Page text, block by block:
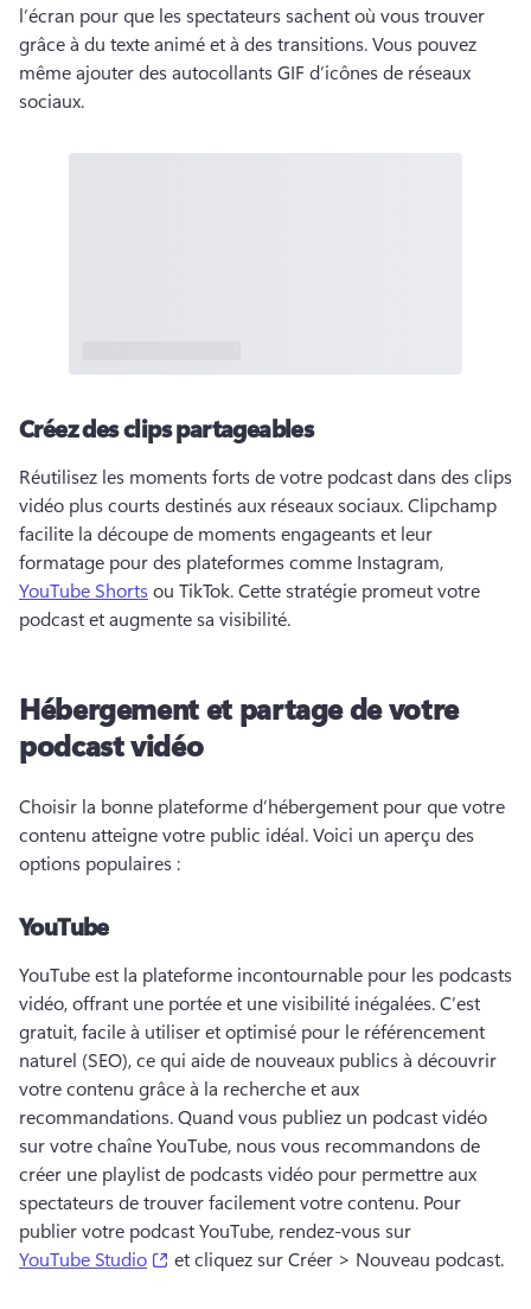
l’écran pour que les spectateurs sachent où vous trouver
grâce à du texte animé et à des transitions. Vous pouvez
même ajouter des autocollants GIF d’icônes de réseaux
sociaux.
Créez des clips partageables
Réutilisez les moments forts de votre podcast dans des clips
vidéo plus courts destinés aux réseaux sociaux. Clipchamp
facilite la découpe de moments engageants et leur
formatage pour des plateformes comme Instagram,
YouTube Shorts ou TikTok. Cette stratégie promeut votre
podcast et augmente sa visibilité.
Hébergement et partage de votre
podcast vidéo
Choisir la bonne plateforme d’hébergement pour que votre
contenu atteigne votre public idéal. Voici un aperçu des
options populaires :
YouTube
YouTube est la plateforme incontournable pour les podcasts
vidéo, offrant une portée et une visibilité inégalées. C’est
gratuit, facile à utiliser et optimisé pour le référencement
naturel (SEO), ce qui aide de nouveaux publics à découvrir
votre contenu grâce à la recherche et aux
recommandations. Quand vous publiez un podcast vidéo
sur votre chaîne YouTube, nous vous recommandons de
créer une playlist de podcasts vidéo pour permettre aux
spectateurs de trouver facilement votre contenu. Pour
publier votre podcast YouTube, rendez-vous sur
YouTube Studio
(opens in a new tab)
et cliquez sur Créer > Nouveau podcast.